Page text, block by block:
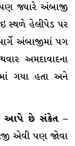
જ્યારે અંબાજી
સ્થળે હેલીપેડ પર
અંબાજીમાં પગ
અમદાવાદના
ગયા હતા અને
આપે છે સંકેત –
એવી પણ જોવા